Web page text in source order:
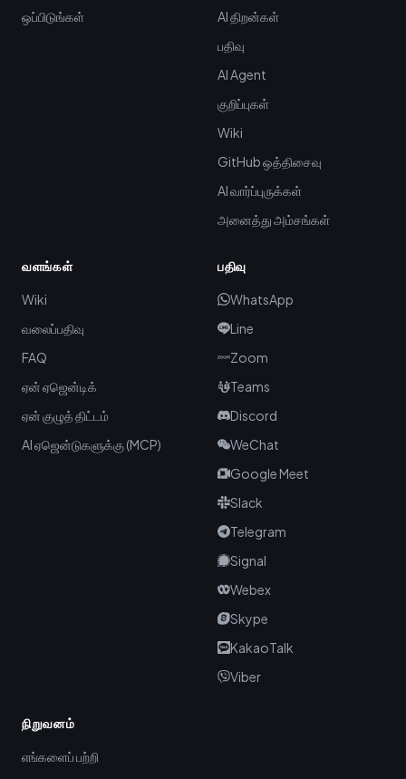
ஒப்பிடுங்கள்
AI திறன்கள்
பதிவு
AI Agent
குறிப்புகள்
Wiki
GitHub ஒத்திசைவு
AI வார்ப்புருக்கள்
அனைத்து அம்சங்கள்
வளங்கள்
Wiki
வலைப்பதிவு
FAQ
ஏன் ஏஜென்டிக்
ஏன் குழுத் திட்டம்
AI ஏஜென்டுகளுக்கு (MCP)
பதிவு
WhatsApp
Line
Zoom
Teams
Discord
WeChat
Google Meet
Slack
Telegram
Signal
Webex
Skype
KakaoTalk
Viber
நிறுவனம்
எங்களைப் பற்றி